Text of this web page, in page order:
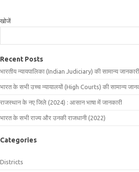
खोजें
Recent Posts
भारतीय न्यायपालिका (Indian Judiciary) की सामान्य जानकारी
भारत के सभी उच्च न्यायालयों (High Courts) की सामान्य
राजस्थान के नए जिले (2024) : आसान भाषा में जानकारी
भारत के सभी राज्य और उनकी राजधानी (2022)
Categories
Districts